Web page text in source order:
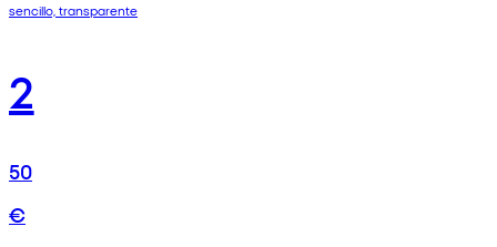
sencillo, transparente
2
50
€